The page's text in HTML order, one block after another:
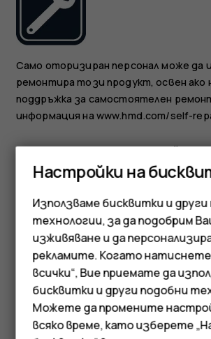
Смартфони
Мобилни
Аксесоари
Само оторизиран персонал може да
ремонтира този продукт, освен ако
поддръжка за самостоятелен
информация на www.hmd.com/self-
БАТЕРИИ, ЗАРЯДНИ УСТРОЙСТВА
АКСЕСОАРИ
Използвайте само батерии,
други аксесоари, одобрени от HMD
употреба с това устройство. Не
несъвместими продукти.
Настройки на
Използваме бисквитки и
технологии, за да подобрим
изживяване и да
рекламите. Когато
всички“, Вие приемате да
бисквитки и други подобни
Можете да промените
всяко време, като изберете